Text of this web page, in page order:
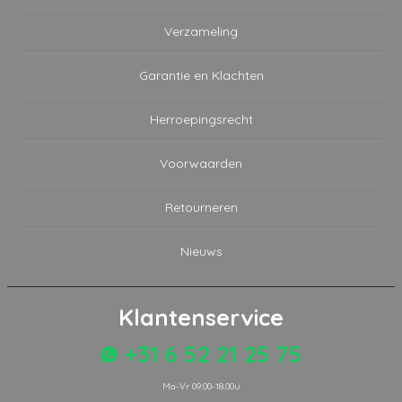
Verzameling
Garantie en Klachten
Herroepingsrecht
Voorwaarden
Retourneren
Nieuws
Klantenservice
+31 6 52 21 25 75
Ma-Vr 09.00-18.00u